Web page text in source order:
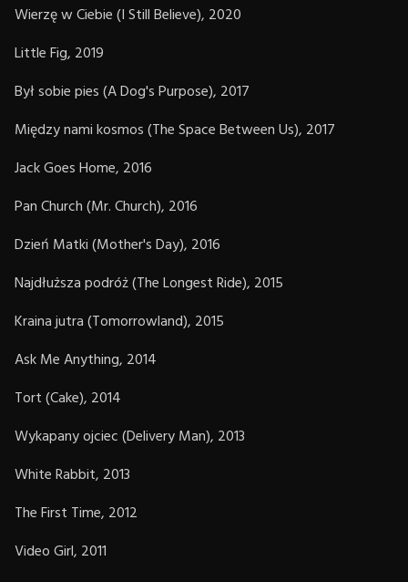
Wierzę w Ciebie (I Still Believe), 2020
Little Fig, 2019
Był sobie pies (A Dog's Purpose), 2017
Między nami kosmos (The Space Between Us), 2017
Jack Goes Home, 2016
Pan Church (Mr. Church), 2016
Dzień Matki (Mother's Day), 2016
Najdłuższa podróż (The Longest Ride), 2015
Kraina jutra (Tomorrowland), 2015
Ask Me Anything, 2014
Tort (Cake), 2014
Wykapany ojciec (Delivery Man), 2013
White Rabbit, 2013
The First Time, 2012
Video Girl, 2011